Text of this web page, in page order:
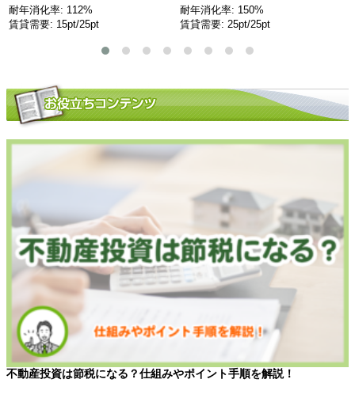
耐年消化率: 112%
賃貸需要: 15pt/25pt
耐年消化率: 150%
賃貸需要: 25pt/25pt
不動産投資は節税になる？仕組みやポイント手順を解説！